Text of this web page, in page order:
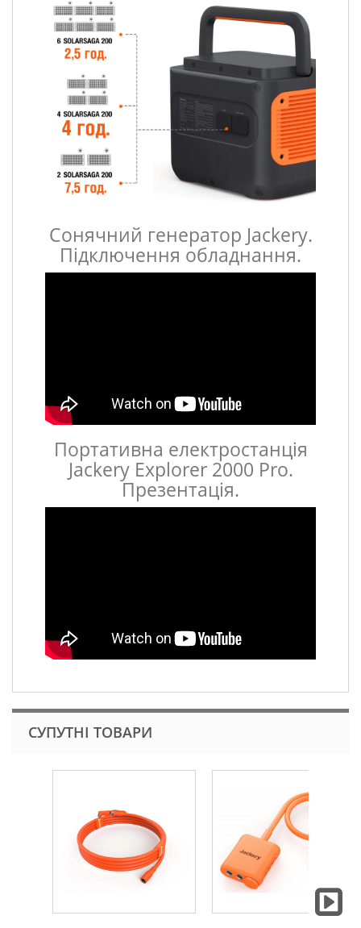
Сонячний генератор Jackery.
Підключення обладнання.
Портативна електростанція
Jackery Explorer 2000 Pro.
Презентація.
СУПУТНІ ТОВАРИ